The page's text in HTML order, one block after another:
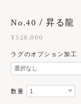
No.40 / 昇る龍
¥528,000
ラグのオプション加工
数量